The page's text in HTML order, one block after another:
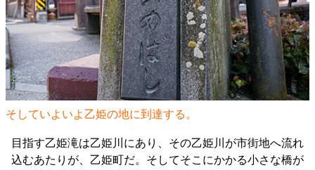
そしていよいよ乙姫の地に到達する。
目指す乙姫滝は乙姫川にあり、その乙姫川が市街地へ流れ
込むあたりが、乙姫町だ。そしてそこにかかる小さな橋が